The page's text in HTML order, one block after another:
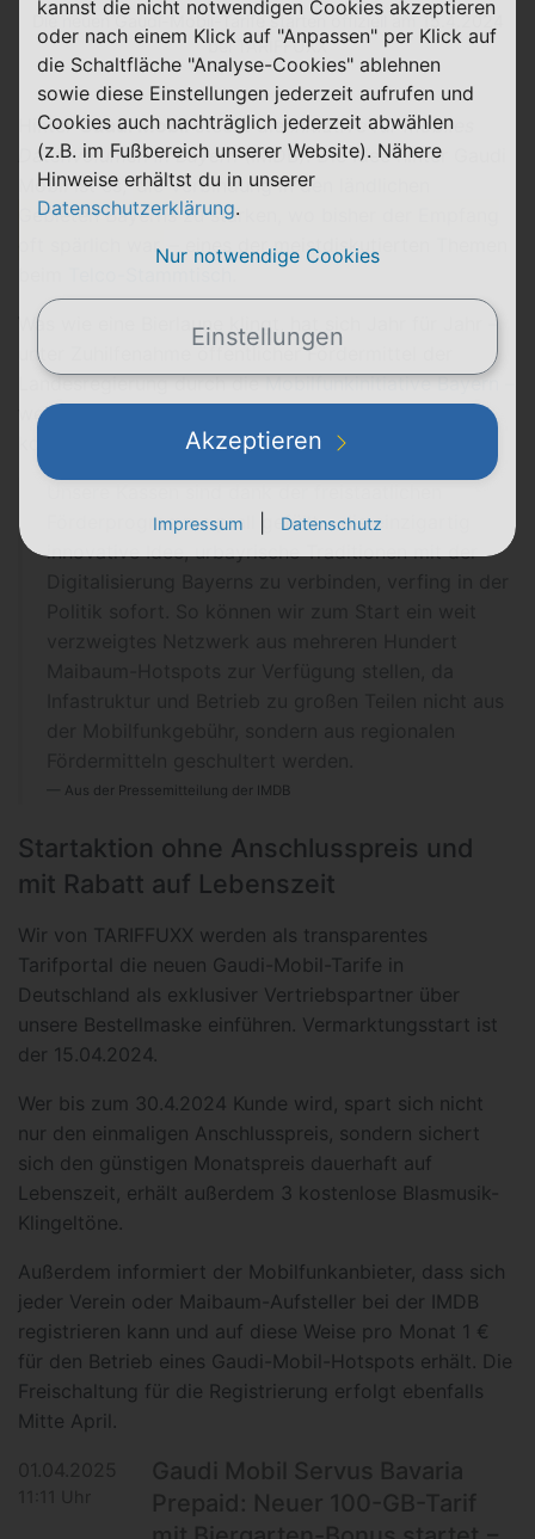
Die neuen Gaudi-Mobil-Tarife starten offiziell am 15.4.2024
bei TARIFFUXX
HinterGaudi Mobilsteckt dieInitiative für mobiles
Datenvolumen in Bayern(IMDB). Die Idee hinter Gaudi
Mobil ist es,die Verbindung in den ländlichen
Gebieten Bayerns zu stärken, wo bisher der Empfang
oft spärlich war – eines der meistdiskutierten Themen
Was wie eine Bierlaune klingt, hat sich Jahr für Jahr –
unter Zuhilfenahme öffentlicher Fördermittel der
Landesregierung durch dieMobilfunkinitiative Bayern
weiterentwickelt, sodass es letztlich zum Launch
Förderprogramme prall gefüllt – die einzigartig
innovative Idee, urbayrische Traditionen mit der
Aus der Pressemitteilung der IMDB
Startaktion ohne Anschlusspreis und
mit Rabatt auf Lebenszeit
Wir von TARIFFUXX werden als transparentes
Tarifportal die neuen Gaudi-Mobil-Tarife in
Deutschland als exklusiver Vertriebspartner über
unsere Bestellmaske einführen. Vermarktungsstart ist
der 15.04.2024.
Wer bis zum 30.4.2024 Kunde wird, spart sich nicht
nur den einmaligen Anschlusspreis, sondern sichert
sich den günstigen Monatspreis dauerhaft auf
Lebenszeit, erhält außerdem 3 kostenlose Blasmusik-
Klingeltöne.
Außerdem informiert der Mobilfunkanbieter, dass sich
jeder Verein oder Maibaum-Aufsteller bei der IMDB
registrieren kann und auf diese Weise pro Monat 1 €
für den Betrieb eines Gaudi-Mobil-Hotspots erhält. Die
Freischaltung für die Registrierung erfolgt ebenfalls
Mitte April.
kannst die nicht notwendigen Cookies akzeptieren
oder nach einem Klick auf "Anpassen" per Klick auf
die Schaltfläche "Analyse-Cookies" ablehnen
sowie diese Einstellungen jederzeit aufrufen und
Cookies auch nachträglich jederzeit abwählen
(z.B. im Fußbereich unserer Website). Nähere
Hinweise erhältst du in unserer
Datenschutzerklärung.
Nur notwendige Cookies
Einstellungen
Akzeptieren
Impressum Datenschutz